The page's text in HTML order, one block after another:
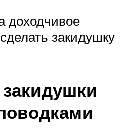
доходчивое
закидушку